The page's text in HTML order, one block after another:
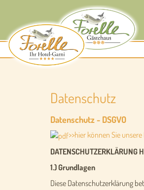
Datenschutz
Datenschutz - DSGVO
>>hier können Sie
DATENSCHUTZERKLÄRUNG
1.) Grundlagen
Diese Datenschutzerklärung